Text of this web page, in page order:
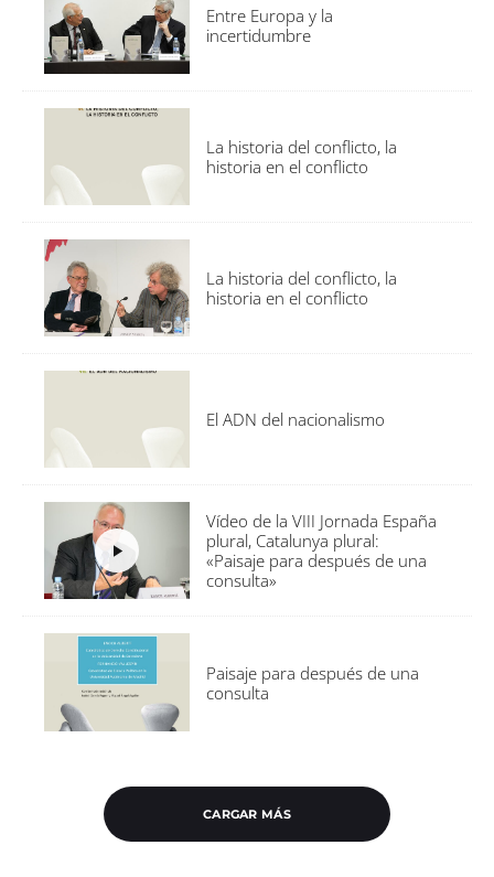
Entre Europa y la
incertidumbre
La historia del conflicto, la
historia en el conflicto
La historia del conflicto, la
historia en el conflicto
El ADN del nacionalismo
Vídeo de la VIII Jornada España
plural, Catalunya plural:
«Paisaje para después de una
consulta»
Paisaje para después de una
consulta
CARGAR MÁS